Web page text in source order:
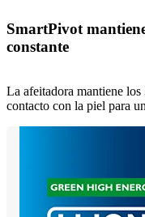
SmartPivot
constante
La afeitadora mantiene los
contacto con la piel para